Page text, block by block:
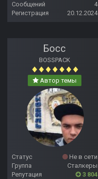
Сообщений
4
Регистрация
20.12.2024
Босс
BOSSPACK
Автор темы
Статус
Не в сети
Группа
Сталкеры
Репутация
3 804